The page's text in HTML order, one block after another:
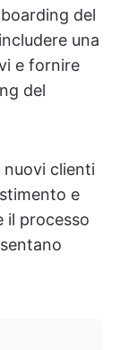
del
una
e fornire
del
nuovi clienti
e
il processo